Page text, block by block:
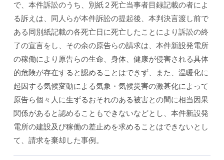
で、本件訴訟のうち、別紙２死亡当事者目録記載の者によ
る訴えは、同人らが本件訴訟の提起後、本判決言渡し前で
ある同別紙記載の各死亡日に死亡したことにより訴訟の終
了の宣言をし、その余の原告らの請求は、本件新設発電所
の稼働により原告らの生命、身体、健康が侵害される具体
的危険が存在すると認めることはできず、また、温暖化に
起因する気候変動による気象・気候災害の激甚化によって
原告ら個々人に生ずるおそれのある被害との間に相当因果
関係があると認めることもできないなどとし、本件新設発
電所の建設及び稼働の差止めを求めることはできないとし
て、請求を棄却した事例。